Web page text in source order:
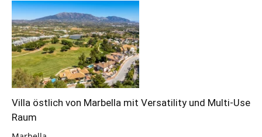
Villa östlich von Marbella mit Versatility und Multi-Use
Raum